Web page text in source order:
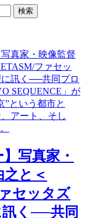
検索
写真家・映像監督
ファセッ
訊く──共同プロ
SEQUENCE」が
”という都市と
アート、そし
写真家・
之と＜
セッタズ
く──共同